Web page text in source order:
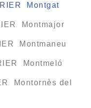
Montgat
Montmajor
Montmaneu
Montmeló
Montornès del